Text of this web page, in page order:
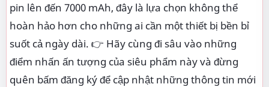
pin lên đến 7000 mAh, đây là lựa chọn không thể
hoàn hảo hơn cho những ai cần một thiết bị bền bỉ
suốt cả ngày dài. 👉 Hãy cùng đi sâu vào những
điểm nhấn ấn tượng của siêu phẩm này và đừng
quên bấm đăng ký để cập nhật những thông tin mới